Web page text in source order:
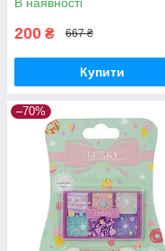
Nukleon.com.ua
200 ₴ 667 ₴
Купити
–70%